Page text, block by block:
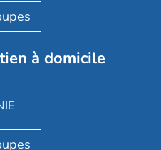
à domicile